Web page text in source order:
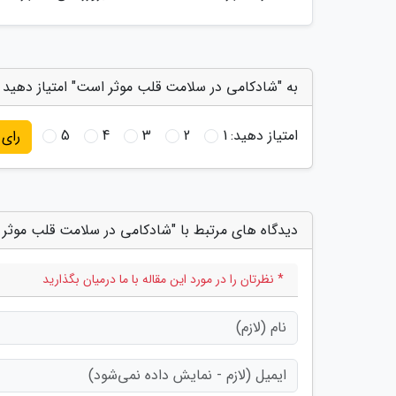
به "شادکامی در سلامت قلب موثر است" امتیاز دهید
امتیاز دهید:1
2
3
4
5 رای
دیدگاه های مرتبط با "شادکامی در سلامت قلب
* نظرتان را در مورد این مقاله با ما درمیان بگذارید